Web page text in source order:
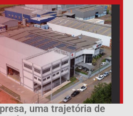
uma trajetória de